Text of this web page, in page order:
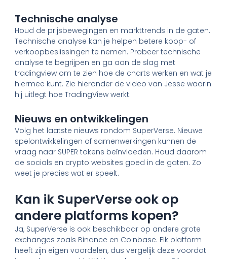
Technische analyse
Houd de prijsbewegingen en markttrends in de gaten.
Technische analyse kan je helpen betere koop- of
verkoopbeslissingen te nemen. Probeer technische
analyse te begrijpen en ga aan de slag met
tradingview om te zien hoe de charts werken en wat je
hiermee kunt. Zie hieronder de video van Jesse waarin
hij uitlegt hoe TradingView werkt.
Nieuws en ontwikkelingen
Volg het laatste nieuws rondom SuperVerse. Nieuwe
spelontwikkelingen of samenwerkingen kunnen de
vraag naar SUPER tokens beïnvloeden. Houd daarom
de socials en crypto websites goed in de gaten. Zo
weet je precies wat er speelt.
Kan ik SuperVerse ook op
andere platforms kopen?
Ja, SuperVerse is ook beschikbaar op andere grote
exchanges zoals Binance en Coinbase. Elk platform
heeft zijn eigen voordelen, dus vergelijk deze voordat